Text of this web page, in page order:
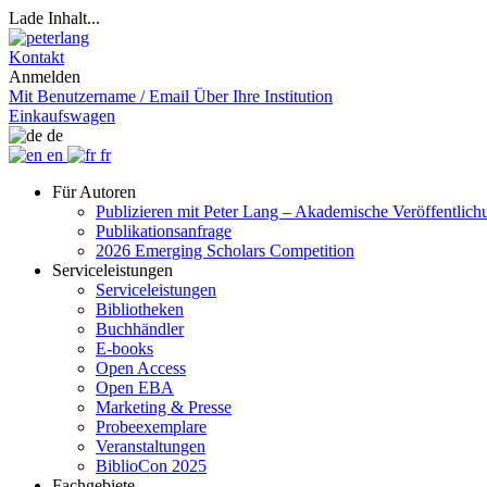
Lade Inhalt...
Kontakt
Anmelden
Mit Benutzername / Email Über Ihre Institution
Einkaufswagen
de
en
fr
Für Autoren
Publizieren mit Peter Lang – Akademische
Publikationsanfrage
2026 Emerging Scholars Competition
Serviceleistungen
Serviceleistungen
Bibliotheken
Buchhändler
E-books
Open Access
Open EBA
Marketing & Presse
Probeexemplare
Veranstaltungen
BiblioCon 2025